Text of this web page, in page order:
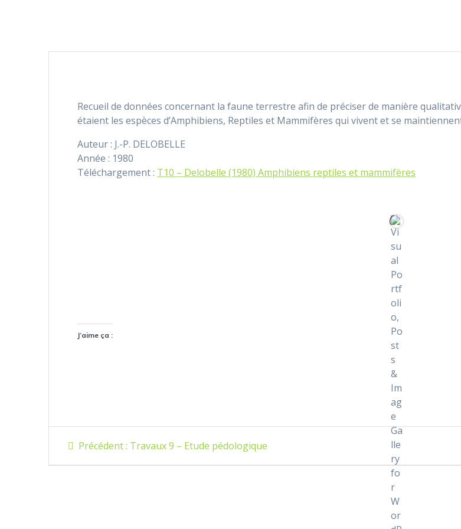
Recueil de données concernant la faune terrestre afin de préciser de manière
étaient les espèces d’Amphibiens, Reptiles et Mammifères qui vivent et se
Auteur : J.-P. DELOBELLE
Année : 1980
Téléchargement : T10 – Delobelle (1980) Amphibiens reptiles et mammifères
J’aime ça :
Navigation
de
Précédent : Article
Travaux 9 – Etude pédologique